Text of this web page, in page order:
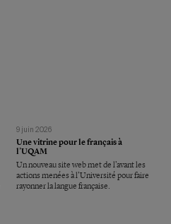
9 juin 2026
Une vitrine pour le français à
l’UQAM
Un nouveau site web met de l’avant les
actions menées à l’Université pour faire
rayonner la langue française.